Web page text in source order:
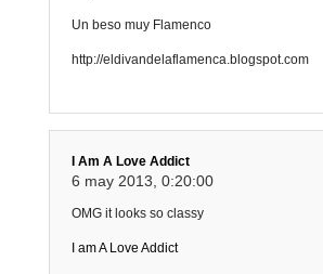
Un beso muy Flamenco
http://eldivandelaflamenca.blogspot.com
I Am A Love Addict
6 may 2013, 0:20:00
OMG it looks so classy
I am A Love Addict